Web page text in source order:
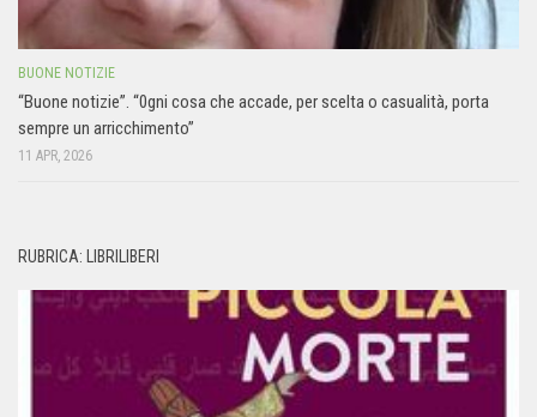
BUONE NOTIZIE
“Buone notizie”. “0gni cosa che accade, per scelta o casualità, porta
sempre un arricchimento”
11 APR, 2026
RUBRICA: LIBRILIBERI